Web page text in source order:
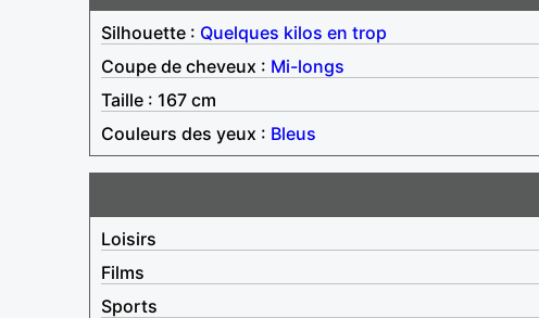
Silhouette : Quelques kilos en trop
Coupe de cheveux : Mi-longs
Taille : 167 cm
Couleurs des yeux : Bleus
Loisirs
Films
Sports